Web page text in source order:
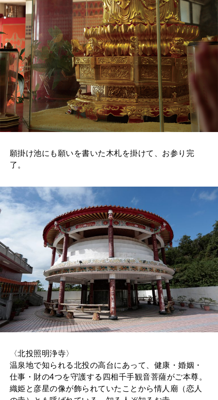
願掛け池にも願いを書いた木札を掛けて、お参り完
了。
〈北投照明浄寺〉
温泉地で知られる北投の高台にあって、健康・婚姻・
仕事・財の4つを守護する四相千手観音菩薩がご本尊。
織姫と彦星の像が飾られていたことから情人廟（恋人